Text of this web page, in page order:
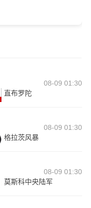
08-09 01:30
直布罗陀
08-09 01:30
格拉茨风暴
08-09 01:30
莫斯科中央陆军